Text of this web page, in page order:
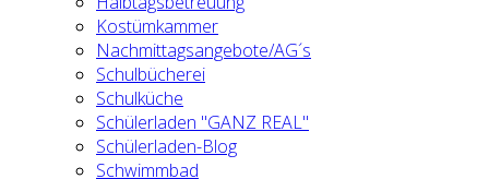
Kostümkammer
Nachmittagsangebote/AG´s
Schulbücherei
Schulküche
Schülerladen "GANZ REAL"
Schülerladen-Blog
Schwimmbad